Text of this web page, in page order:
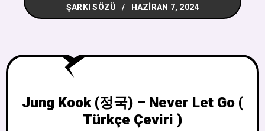
ŞARKI SÖZÜ HAZIRAN 7, 2024
Jung Kook (정국) – Never Let Go (
Türkçe Çeviri )